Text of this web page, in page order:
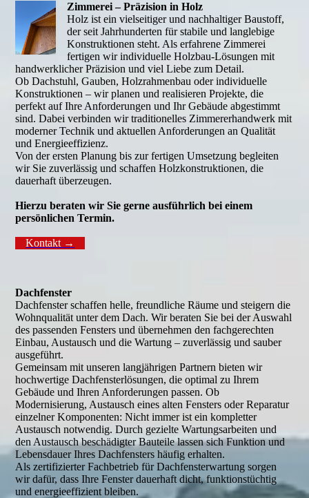
Zimmerei – Präzision in Holz
Holz ist ein vielseitiger und nachhaltiger Baustoff,
der seit Jahrhunderten für stabile und langlebige
Konstruktionen steht. Als erfahrene Zimmerei
fertigen wir individuelle Holzbau-Lösungen mit
handwerklicher Präzision und viel Liebe zum Detail.
Ob Dachstuhl, Gauben, Holzrahmenbau oder individuelle
Konstruktionen – wir planen und realisieren Projekte, die
perfekt auf Ihre Anforderungen und Ihr Gebäude abgestimmt
sind. Dabei verbinden wir traditionelles Zimmererhandwerk mit
moderner Technik und aktuellen Anforderungen an Qualität
und Energieeffizienz.
Von der ersten Planung bis zur fertigen Umsetzung begleiten
wir Sie zuverlässig und schaffen Holzkonstruktionen, die
dauerhaft überzeugen.
Hierzu beraten wir Sie gerne ausführlich bei einem
persönlichen Termin.
Kontakt →
Dachfenster
Dachfenster schaffen helle, freundliche Räume und steigern die
Wohnqualität unter dem Dach. Wir beraten Sie bei der Auswahl
des passenden Fensters und übernehmen den fachgerechten
Einbau, Austausch und die Wartung – zuverlässig und sauber
ausgeführt.
Gemeinsam mit unseren langjährigen Partnern bieten wir
hochwertige Dachfensterlösungen, die optimal zu Ihrem
Gebäude und Ihren Anforderungen passen. Ob
Modernisierung, Austausch eines alten Fensters oder Reparatur
einzelner Komponenten: Nicht immer ist ein kompletter
Austausch notwendig. Durch gezielte Wartungsarbeiten und
den Austausch beschädigter Bauteile lassen sich Funktion und
Lebensdauer Ihres Dachfensters häufig erhalten.
Als zertifizierter Fachbetrieb für Dachfensterwartung sorgen
wir dafür, dass Ihre Fenster dauerhaft dicht, funktionstüchtig
und energieeffizient bleiben.